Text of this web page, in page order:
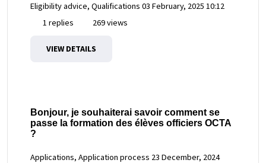
Eligibility advice, Qualifications 03 February, 2025 10:12
1 replies
269 views
VIEW DETAILS
Bonjour, je souhaiterai savoir comment se
passe la formation des élèves officiers OCTA
?
Applications, Application process 23 December, 2024